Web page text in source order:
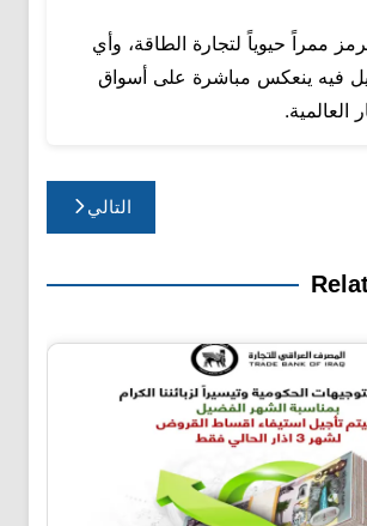
ممراً حيوياً لتجارة الطاقة، وأي
فيه ينعكس مباشرة على أسواق
العالمية.
التالي